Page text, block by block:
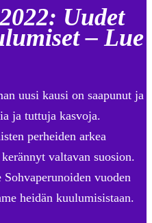
Uudet
– Lue
uusi kausi on saapunut ja
ja tuttuja kasvoja.
perheiden arkea
valtavan suosion.
vuoden
heidän kuulumisistaan.